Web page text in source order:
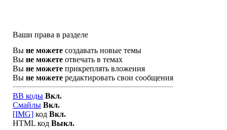
Ваши права в разделе
Вы не можете создавать новые темы
Вы не можете отвечать в темах
Вы не можете прикреплять вложения
Вы не можете редактировать свои сообщения
BB коды Вкл.
Смайлы Вкл.
[IMG] код Вкл.
HTML код Выкл.